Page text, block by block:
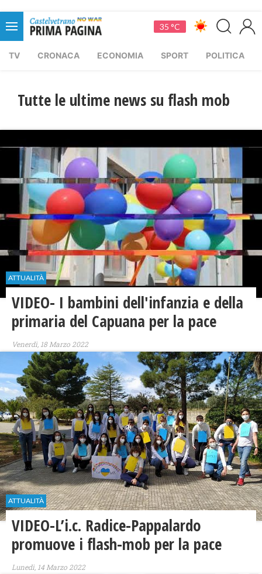
35 °C
TV CRONACA ECONOMIA SPORT POLITICA
Tutte le ultime news su flash mob
ATTUALITÀ
VIDEO- I bambini dell'infanzia e della
primaria del Capuana per la pace
Venerdì, 18 Marzo 2022
ATTUALITÀ
VIDEO-L’i.c. Radice-Pappalardo
promuove i flash-mob per la pace
Lunedì, 14 Marzo 2022